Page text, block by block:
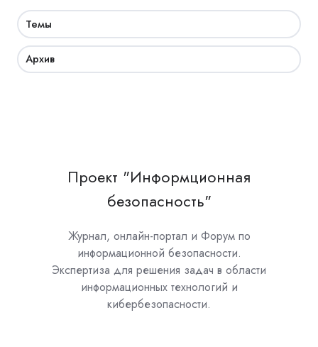
Темы
Архив
Проект "Информционная
безопасность"
Журнал, онлайн-портал и Форум по
информационной безопасности.
Экспертиза для решения задач в области
информационных технологий и
кибербезопасности.